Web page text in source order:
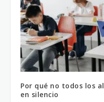
Por qué no todos los
en silencio